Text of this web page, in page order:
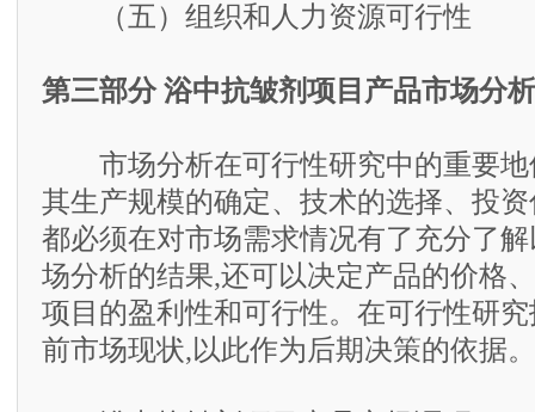
（五）组织和人力资源可行性
第三部分 浴中抗皱剂项目产品市场分析
市场分析在可行性研究中的重要地
其生产规模的确定、技术的选择、投
都必须在对市场需求情况有了充分了
场分析的结果,还可以决定产品的价格
项目的盈利性和可行性。在可行性研
前市场现状,以此作为后期决策的依据。